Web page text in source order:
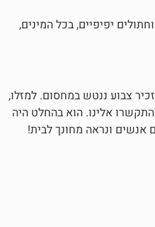
המינים,
למזלו,
בהחלט היה
לבית!